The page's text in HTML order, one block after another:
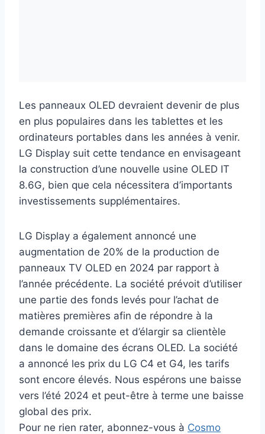
Les panneaux OLED devraient devenir de plus
en plus populaires dans les tablettes et les
ordinateurs portables dans les années à venir.
LG Display suit cette tendance en envisageant
la construction d’une nouvelle usine OLED IT
8.6G, bien que cela nécessitera d’importants
investissements supplémentaires.
LG Display a également annoncé une
augmentation de 20% de la production de
panneaux TV OLED en 2024 par rapport à
l’année précédente. La société prévoit d’utiliser
une partie des fonds levés pour l’achat de
matières premières afin de répondre à la
demande croissante et d’élargir sa clientèle
dans le domaine des écrans OLED. La société
a annoncé les prix du LG C4 et G4, les tarifs
sont encore élevés. Nous espérons une baisse
vers l’été 2024 et peut-être à terme une baisse
global des prix.
Pour ne rien rater, abonnez-vous à Cosmo